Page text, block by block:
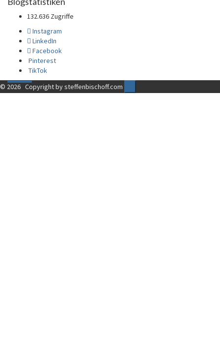
132.636 Zugriffe
Instagram
LinkedIn
Facebook
Pinterest
TikTok
© 2026 Copyright by steffenbischoff.com